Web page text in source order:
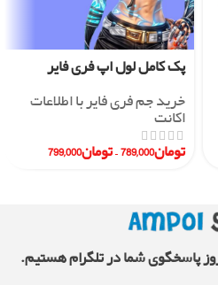
پک کامل لول اپ فری فایر
خرید جم فری فایر با اطلاعات
اکانت
تومان789,000
–تومان799,000
شبانه‌روز پاسخگوی شما در تلگرام هستیم.